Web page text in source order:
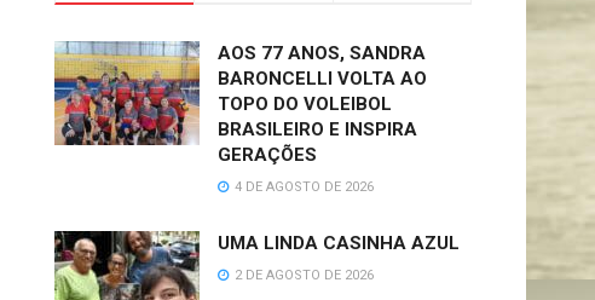
AOS 77 ANOS, SANDRA
BARONCELLI VOLTA AO
TOPO DO VOLEIBOL
BRASILEIRO E INSPIRA
GERAÇÕES
4 DE AGOSTO DE 2026
UMA LINDA CASINHA AZUL
2 DE AGOSTO DE 2026